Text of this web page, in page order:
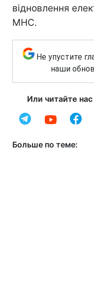
відновлення
МНС.
Не упустите
наши
Или читайте
Больше по теме: